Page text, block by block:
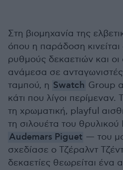
Στη βιομηχανία της
όπου η παράδοση
ρυθμούς δεκαετιών και
ανάμεσα σε
ταμπού, η Swatch Group
κάτι που λίγοι
τη χρωματική, playful
τη σιλουέτα του θρυλικού
Audemars Piguet — του
σχεδίασε ο Τζέραλντ
δεκαετίες θεωρείται ένα